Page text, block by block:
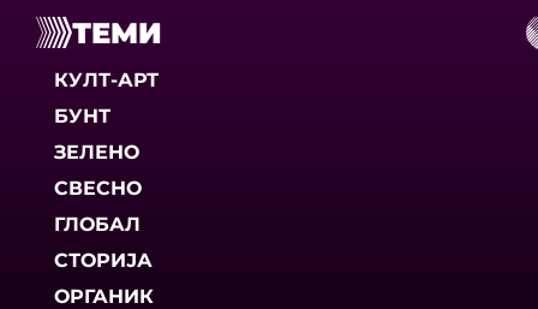
ТЕМИ
КУЛТ-АРТ
БУНТ
ЗЕЛЕНО
СВЕСНО
ГЛОБАЛ
СТОРИЈА
ОРГАНИК